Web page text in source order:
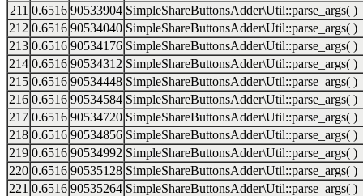
211 0.6516 90533904 SimpleShareButtonsAdder\Util::parse_args( )
212 0.6516 90534040 SimpleShareButtonsAdder\Util::parse_args( )
213 0.6516 90534176 SimpleShareButtonsAdder\Util::parse_args( )
214 0.6516 90534312 SimpleShareButtonsAdder\Util::parse_args( )
215 0.6516 90534448 SimpleShareButtonsAdder\Util::parse_args( )
216 0.6516 90534584 SimpleShareButtonsAdder\Util::parse_args( )
217 0.6516 90534720 SimpleShareButtonsAdder\Util::parse_args( )
218 0.6516 90534856 SimpleShareButtonsAdder\Util::parse_args( )
219 0.6516 90534992 SimpleShareButtonsAdder\Util::parse_args( )
220 0.6516 90535128 SimpleShareButtonsAdder\Util::parse_args( )
221 0.6516 90535264 SimpleShareButtonsAdder\Util::parse_args( )